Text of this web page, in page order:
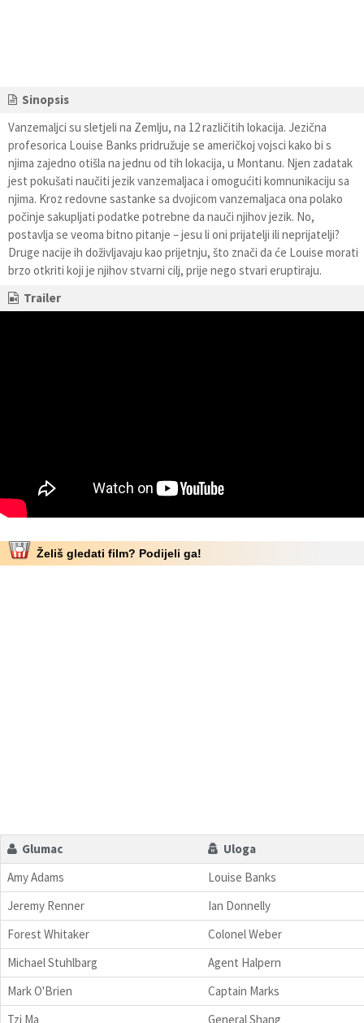
Sinopsis
Vanzemaljci su sletjeli na Zemlju, na 12 različitih lokacija. Jezična
profesorica Louise Banks pridružuje se američkoj vojsci kako bi s
njima zajedno otišla na jednu od tih lokacija, u Montanu. Njen zadatak
jest pokušati naučiti jezik vanzemaljaca i omogućiti komnunikaciju sa
njima. Kroz redovne sastanke sa dvojicom vanzemaljaca ona polako
počinje sakupljati podatke potrebne da nauči njihov jezik. No,
postavlja se veoma bitno pitanje – jesu li oni prijatelji ili neprijatelji?
Druge nacije ih doživljavaju kao prijetnju, što znači da će Louise morati
brzo otkriti koji je njihov stvarni cilj, prije nego stvari eruptiraju.
Trailer
Želiš gledati film? Podijeli ga!
Glumac
Uloga
Amy Adams
Louise Banks
Jeremy Renner
Ian Donnelly
Forest Whitaker
Colonel Weber
Michael Stuhlbarg
Agent Halpern
Mark O'Brien
Captain Marks
Tzi Ma
General Shang